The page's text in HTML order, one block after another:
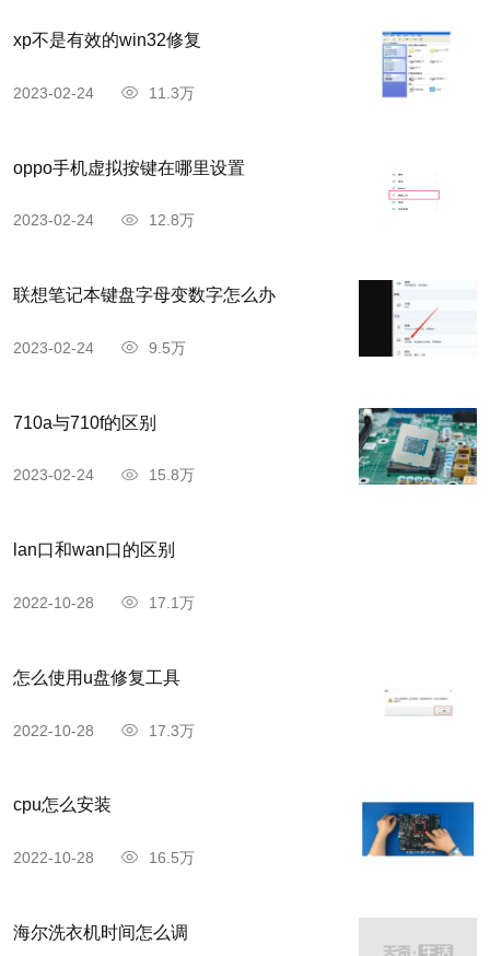
xp不是有效的win32修复
2023-02-24 11.3万
oppo手机虚拟按键在哪里设置
2023-02-24 12.8万
联想笔记本键盘字母变数字怎么办
2023-02-24 9.5万
710a与710f的区别
2023-02-24 15.8万
lan口和wan口的区别
2022-10-28 17.1万
怎么使用u盘修复工具
2022-10-28 17.3万
cpu怎么安装
2022-10-28 16.5万
海尔洗衣机时间怎么调